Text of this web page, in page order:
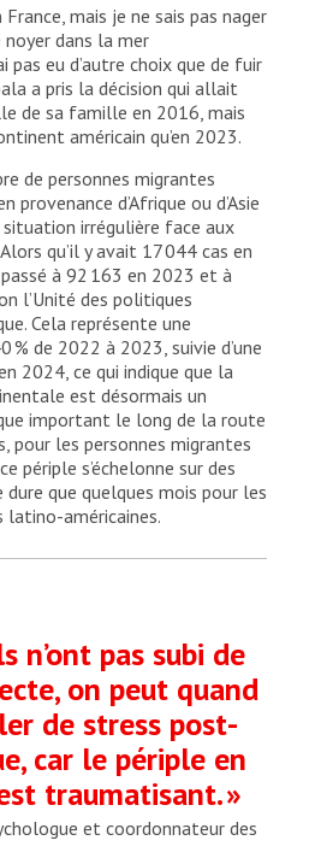
ont construit un refuge
qu’elles n’ont pas accès aux
plusieurs vivent dans des
de pouvoir poursuivre
2025. © MSF
France, mais je ne sais pas nager
noyer dans la mer
pas eu d’autre choix que de fuir
a pris la décision qui allait
de sa famille en 2016, mais
américain qu’en 2023.
de personnes migrantes
d’Afrique ou d’Asie
irrégulière face aux
qu’il y avait 17 044 cas en
à 92 163 en 2023 et à
l’Unité des politiques
Cela représente une
de 2022 à 2023, suivie d’une
2024, ce qui indique que la
est désormais un
important le long de la route
pour les personnes migrantes
périple s’échelonne sur des
dure que quelques mois pour les
latino-américaines.
n’ont pas subi de
on peut quand
de stress post-
car le périple en
traumatisant. »
et coordonnateur des